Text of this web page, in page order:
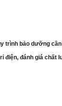
trình bảo dưỡng
đánh giá chất